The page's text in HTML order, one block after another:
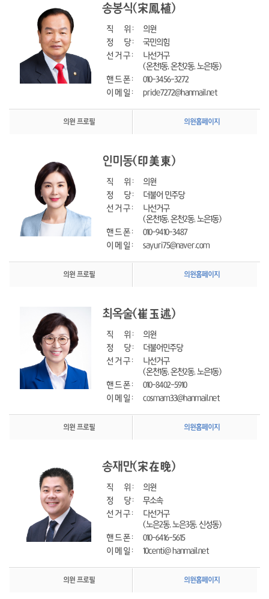
송봉식(宋鳳植)
직      위 :
의원
정      당 :
국민의힘
선 거 구 :
나선거구
(온천1동, 온천2동, 노은1동)
핸 드 폰 :
010-3456-3272
이 메 일 :
pride7272@hanmail.net
의원 프로필 의원홈페이지
인미동(印美東)
직      위 :
의원
정      당 :
더불어 민주당
선 거 구 :
나선거구
(온천1동, 온천2동, 노은1동)
핸 드 폰 :
010-9410-3487
이 메 일 :
sayuri75@naver.com
의원 프로필 의원홈페이지
최옥술(崔玉述)
직      위 :
의원
정      당 :
더불어민주당
선 거 구 :
나선거구
(온천1동, 온천2동, 노은1동)
핸 드 폰 :
010-8402-5910
이 메 일 :
cosmam33@hanmail.net
의원 프로필 의원홈페이지
송재만(宋在晩)
직      위 :
의원
정      당 :
무소속
선 거 구 :
다선거구
(노은2동, 노은3동, 신성동)
핸 드 폰 :
010-6416-5615
이 메 일 :
10centi@ hanmail.net
의원 프로필 의원홈페이지